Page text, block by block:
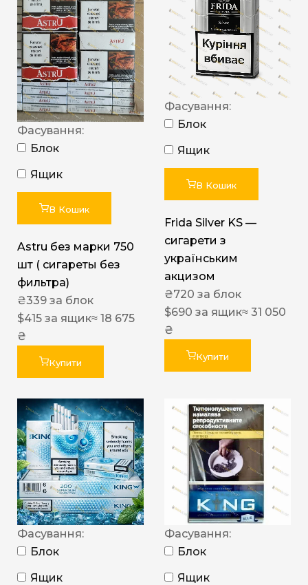
Фасування:
Блок
Ящик
В Кошик
Astru без марки 750
шт ( сигареты без
фильтра)
₴339 за блок
$415 за ящик≈ 18 675
₴
Купити
Фасування:
Блок
Ящик
В Кошик
Frida Silver KS —
сигарети з
українським
акцизом
₴720 за блок
$690 за ящик≈ 31 050
₴
Купити
Фасування:
Блок
Ящик
Фасування:
Блок
Ящик